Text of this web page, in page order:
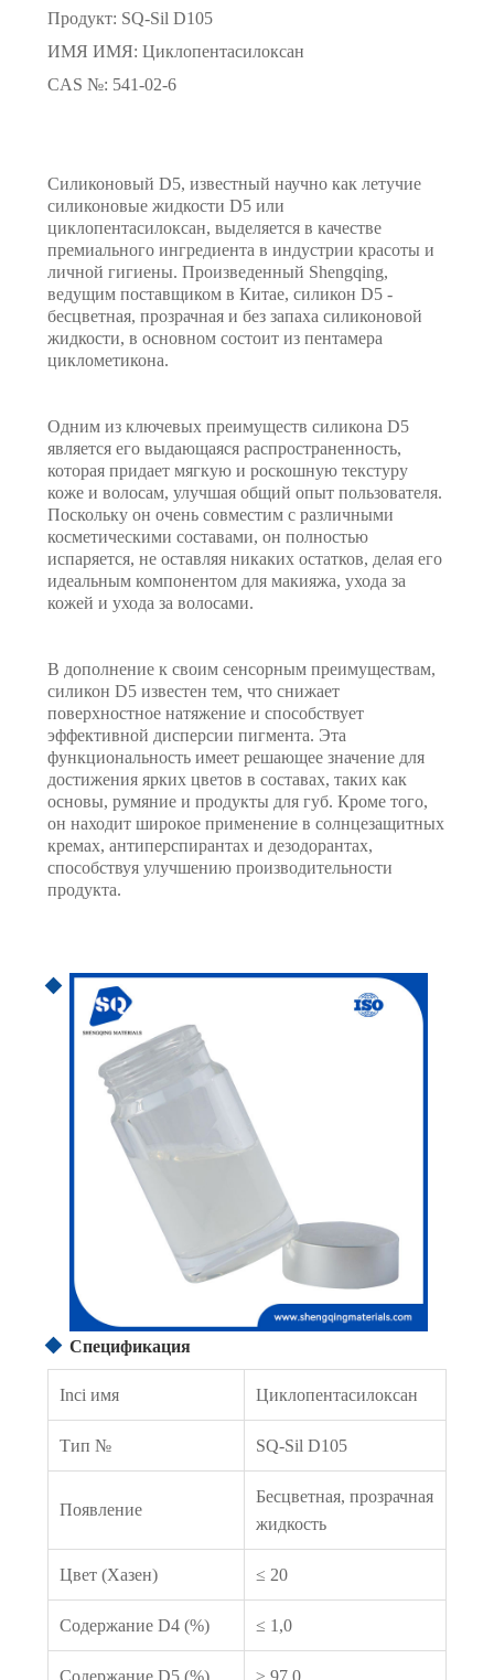
Продукт: SQ-Sil D105
ИМЯ ИМЯ: Циклопентасилоксан
CAS №: 541-02-6
Силиконовый D5, известный научно как летучие
силиконовые жидкости D5 или
циклопентасилоксан, выделяется в качестве
премиального ингредиента в индустрии красоты и
личной гигиены. Произведенный Shengqing,
ведущим поставщиком в Китае, силикон D5 -
бесцветная, прозрачная и без запаха силиконовой
жидкости, в основном состоит из пентамера
циклометикона.
Одним из ключевых преимуществ силикона D5
является его выдающаяся распространенность,
которая придает мягкую и роскошную текстуру
коже и волосам, улучшая общий опыт пользователя.
Поскольку он очень совместим с различными
косметическими составами, он полностью
испаряется, не оставляя никаких остатков, делая его
идеальным компонентом для макияжа, ухода за
кожей и ухода за волосами.
В дополнение к своим сенсорным преимуществам,
силикон D5 известен тем, что снижает
поверхностное натяжение и способствует
эффективной дисперсии пигмента. Эта
функциональность имеет решающее значение для
достижения ярких цветов в составах, таких как
основы, румяние и продукты для губ. Кроме того,
он находит широкое применение в солнцезащитных
кремах, антиперспирантах и ​​дезодорантах,
способствуя улучшению производительности
продукта.
Спецификация
Inci имя Циклопентасилоксан
Тип № SQ-Sil D105
Появление
Бесцветная, прозрачная
жидкость
Цвет (Хазен) ≤ 20
Содержание D4 (%) ≤ 1,0